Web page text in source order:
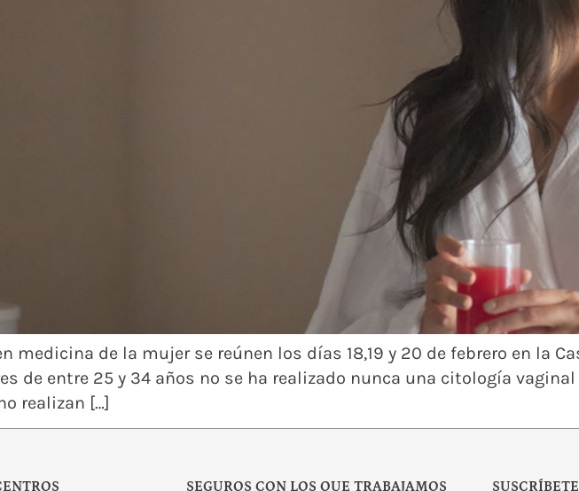
medicina de la mujer se reúnen los días 18,19 y 20 de febrero en la
de entre 25 y 34 años no se ha realizado nunca una citología vaginal
realizan […]
SEGUROS CON LOS QUE TRABAJAMOS